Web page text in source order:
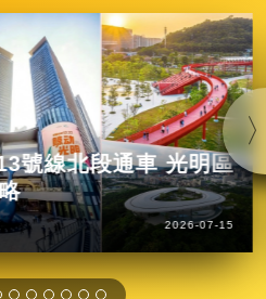
號線北段通車 光明區
2026-07-15